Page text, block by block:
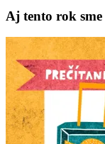
Aj tento rok